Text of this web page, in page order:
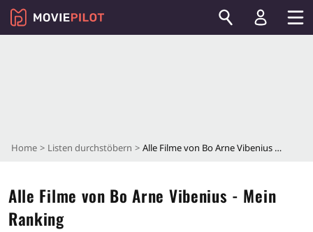
Home Listen durchstöbern Alle Filme von Bo Arne Vibenius - Mein Ranking
Alle Filme von Bo Arne Vibenius - Mein
Ranking